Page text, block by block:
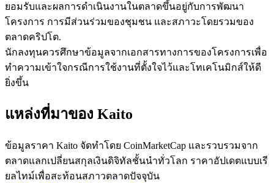
การวิเคราะห์ข้อมูลขนาดใหญ่ รวมถึงข้อมูลการค้า ฯลฯ
ยอมรับและผลการดำเนินงานในตลาดขึ้นอยู่กับการพัฒนา
โครงการ การมีส่วนร่วมของชุมชน และสภาวะโดยรวมของ
ตลาดคริปโต.
นักลงทุนควรศึกษาข้อมูลจากเอกสารทางการของโครงการเพื่อ
ทำความเข้าใจกรณีการใช้งานที่ตั้งใจไว้และโทเคโนมิกส์ให้ดี
ยิ่งขึ้น
แหล่งที่มาของ Kaito
ข้อมูลราคา Kaito จัดทำโดย CoinMarketCap และรวบรวมจาก
ตลาดแลกเปลี่ยนสกุลเงินดิจิทัลชั้นนำทั่วโลก ราคาอัปเดตแบบเรี
ยลไทม์เพื่อสะท้อนสภาวตลาดปัจจุบัน